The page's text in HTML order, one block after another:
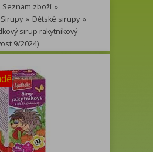
Seznam zboží »
Sirupy » Dětské sirupy »
sirup rakytníkový
9/2024)